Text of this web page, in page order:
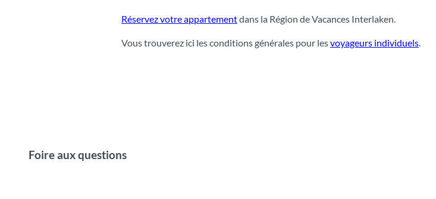
Réservez votre appartementdans la Région de Vacances Interlaken.
Vous trouverez ici les conditions générales pour lesvoyageurs individuels
Foire aux questions